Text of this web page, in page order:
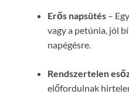
Erős napsütés –
vagy a petúnia, jól
napégésre.
Rendszertelen
előfordulnak